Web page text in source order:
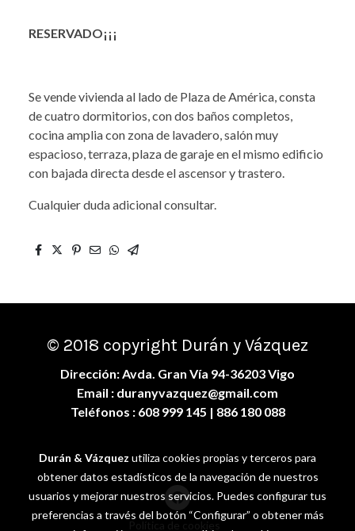
RESERVADO¡¡¡
Se vende vivienda al lado de Plaza de América, consta
de cuatro dormitorios, con dos baños completos,
cocina amplia con zona de lavadero, salón muy
espacioso, terraza, plaza de garaje en el mismo edificio
con bajada directa desde el ascensor y trastero.
Cualquier duda adicional consultar.
© 2018 copyright Durán y Vázquez
Dirección: Avda. Gran Vía 94-36203 Vigo
Email : duranyvazquez@gmail.com
Teléfonos : 608 999 145 | 886 180 088
Durán & Vázquez utiliza cookies propias y terceros para
obtener datos estadísticos de la navegación de nuestros
usuarios y mejorar nuestros servicios. Puedes configurar tus
preferencias a través del botón “Configurar” o obtener más